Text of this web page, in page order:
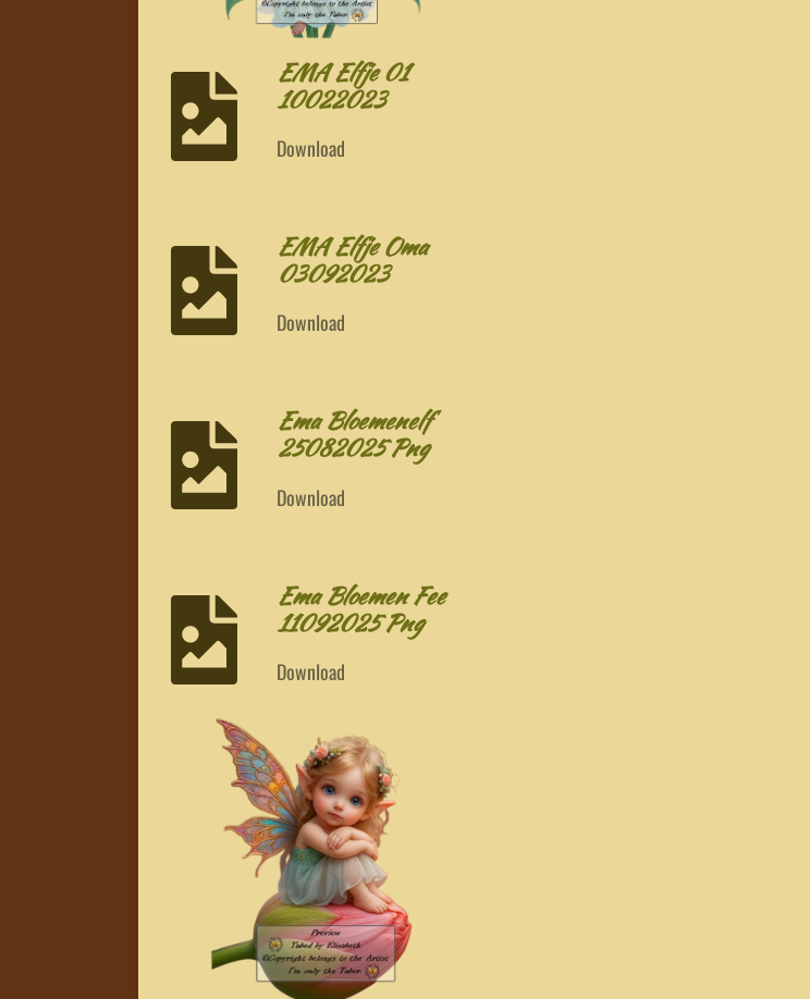
EMA Elfje 01
10022023
Download
EMA Elfje Oma
03092023
Download
Ema Bloemenelf
25082025 Png
Download
Ema Bloemen Fee
11092025 Png
Download